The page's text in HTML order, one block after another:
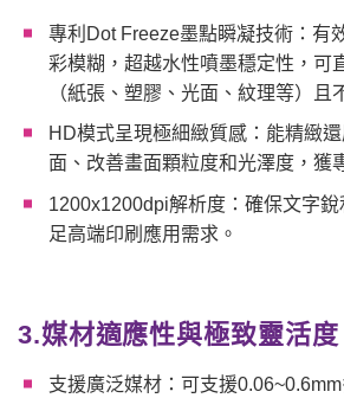
專利Dot Freeze墨點瞬凝技術：有
彩模糊，超越水性噴墨穩定性，可
（紙張、塑膠、光面、紋理等）且
HD模式呈現極細緻質感：能精緻
面、改善畫面顆粒度和光澤度，獲
1200x1200dpi解析度：確保文字
足高端印刷應用需求。
3.媒材適應性與極致靈活度
支援廣泛媒材：可支援